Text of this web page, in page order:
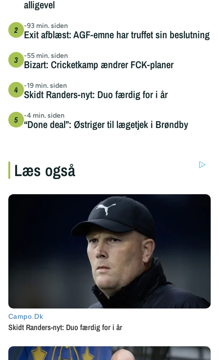
alligevel
-93 min. siden
Exit afblæst: AGF-emne har truffet sin beslutning
-55 min. siden
Bizart: Cricketkamp ændrer FCK-planer
-19 min. siden
Skidt Randers-nyt: Duo færdig for i år
-4 min. siden
“Done deal”: Østriger til lægetjek i Brøndby